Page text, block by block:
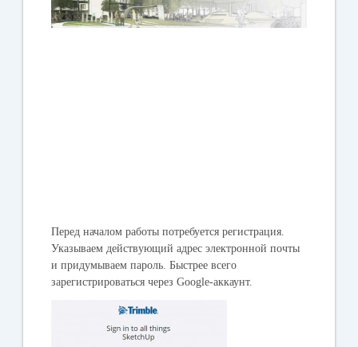
Перед началом работы потребуется регистрация.
Указываем действующий адрес электронной почты
и придумываем пароль. Быстрее всего
зарегистрироваться через Google-аккаунт.